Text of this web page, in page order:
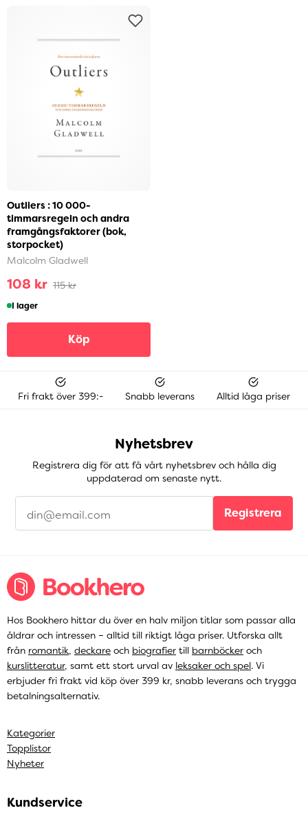
Outliers : 10 000-
timmarsregeln och andra
framgångsfaktorer (bok,
storpocket)
Malcolm Gladwell
108 kr 115 kr
I lager
Köp
Fri frakt över 399:- Snabb leverans Alltid låga priser
Nyhetsbrev
Registrera dig för att få vårt nyhetsbrev och hålla dig
uppdaterad om senaste nytt.
Registrera
Hos Bookhero hittar du över en halv miljon titlar som passar alla
åldrar och intressen – alltid till riktigt låga priser. Utforska allt
från romantik, deckare och biografier till barnböcker och
kurslitteratur, samt ett stort urval av leksaker och spel. Vi
erbjuder fri frakt vid köp över 399 kr, snabb leverans och trygga
betalningsalternativ.
Kategorier
Topplistor
Nyheter
Kundservice